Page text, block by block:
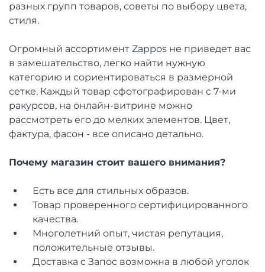
разных групп товаров, советы по выбору цвета,
стиля.
Огромный ассортимент Zappos не приведет вас
в замешательство, легко найти нужную
категорию и сориентироваться в размерной
сетке. Каждый товар сфотографирован с 7-ми
ракурсов, на онлайн-витрине можно
рассмотреть его до мелких элементов. Цвет,
фактура, фасон - все описано детально.
Почему магазин стоит вашего внимания?
Есть все для стильных образов.
Товар проверенного сертифицированного
качества.
Многолетний опыт, чистая репутация,
положительные отзывы.
Доставка с Запос возможна в любой уголок